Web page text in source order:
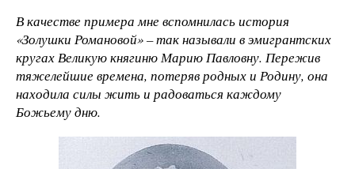
В качестве примера мне вспомнилась история
«Золушки Романовой»– так называли в эмигрантских
кругах Великую княгиню Марию Павловну. Пережив
тяжелейшие времена, потеряв родных и Родину, она
находила силы жить и радоваться каждому
Божьему дню.